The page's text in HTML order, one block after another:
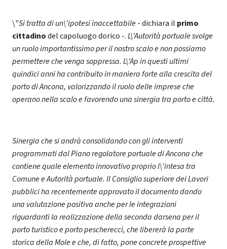
\"Si tratta di un\'ipotesi inaccettabile- dichiara il primo
cittadinodel capoluogo dorico -.L\'Autorità portuale svolge
un ruolo importantissimo per il nostro scalo e non possiamo
permettere che venga soppressa. L\'Ap in questi ultimi
quindici anni ha contribuito in maniera forte alla crescita del
porto di Ancona, valorizzando il ruolo delle imprese che
operano nella scalo e favorendo una sinergia tra porto e città.
Sinergia che si andrà consolidando con gli interventi
programmati dal Piano regolatore portuale di Ancona che
contiene quale elemento innovativo proprio l\'intesa tra
Comune e Autorità portuale. Il Consiglio superiore dei Lavori
pubblici ha recentemente approvato il documento dando
una valutazione positiva anche per le integrazioni
riguardanti la realizzazione della seconda darsena per il
porto turistico e porto pescherecci, che libererà la parte
storica della Mole e che, di fatto, pone concrete prospettive